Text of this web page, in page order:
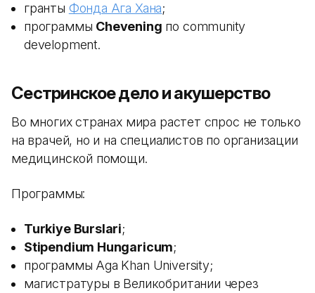
гранты Фонда Ага Хана;
программы Chevening по community
development.
Сестринское дело и акушерство
Во многих странах мира растет спрос не только
на врачей, но и на специалистов по организации
медицинской помощи.
Программы:
Turkiye Burslari;
Stipendium Hungaricum;
программы Aga Khan University;
магистратуры в Великобритании через